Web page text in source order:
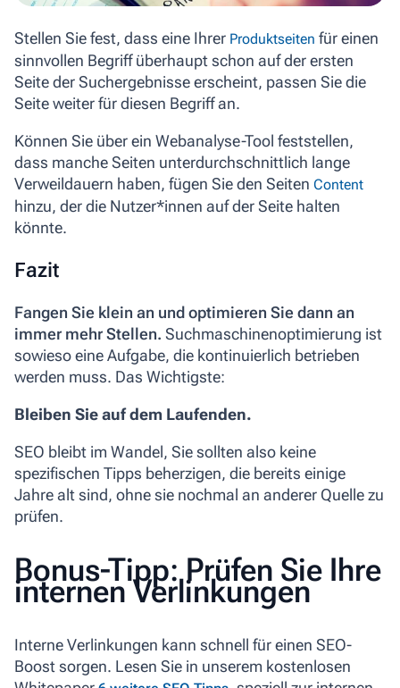
Stellen Sie fest, dass eine Ihrer Produktseiten für einen
sinnvollen Begriff überhaupt schon auf der ersten
Seite der Suchergebnisse erscheint, passen Sie die
Seite weiter für diesen Begriff an.
Können Sie über ein Webanalyse-Tool feststellen,
dass manche Seiten unterdurchschnittlich lange
Verweildauern haben, fügen Sie den Seiten Content
hinzu, der die Nutzer*innen auf der Seite halten
könnte.
Fazit
Fangen Sie klein an und optimieren Sie dann an
immer mehr Stellen. Suchmaschinenoptimierung ist
sowieso eine Aufgabe, die kontinuierlich betrieben
werden muss. Das Wichtigste:
Bleiben Sie auf dem Laufenden.
SEO bleibt im Wandel, Sie sollten also keine
spezifischen Tipps beherzigen, die bereits einige
Jahre alt sind, ohne sie nochmal an anderer Quelle zu
prüfen.
Bonus-Tipp: Prüfen Sie Ihre
internen Verlinkungen
Interne Verlinkungen kann schnell für einen SEO-
Boost sorgen. Lesen Sie in unserem kostenlosen